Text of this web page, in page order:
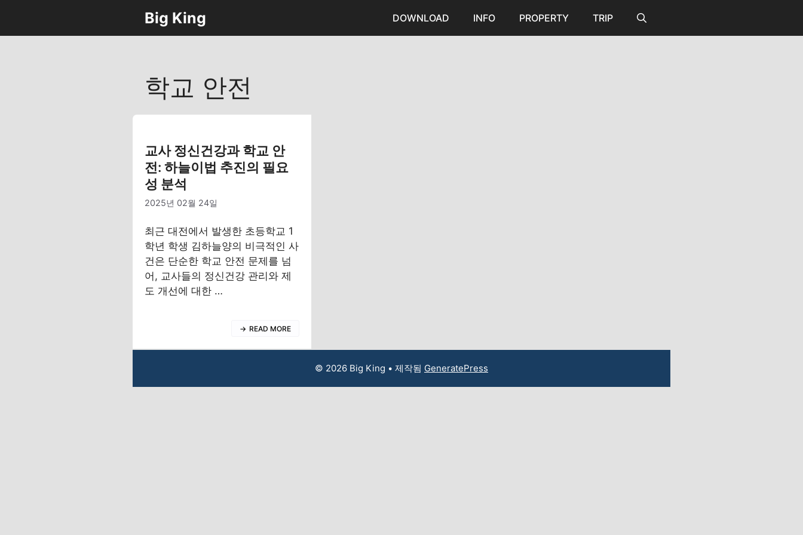
츠
Big King DOWNLOAD INFO PROPERTY TRIP
학교 안전
교사 정신건강과 학교 안
전: 하늘이법 추진의 필요
성 분석
2025년 02월 24일
최근 대전에서 발생한 초등학교 1
학년 학생 김하늘양의 비극적인 사
건은 단순한 학교 안전 문제를 넘
어, 교사들의 정신건강 관리와 제
도 개선에 대한 …
READ MORE
© 2026 Big King • 제작됨 GeneratePress